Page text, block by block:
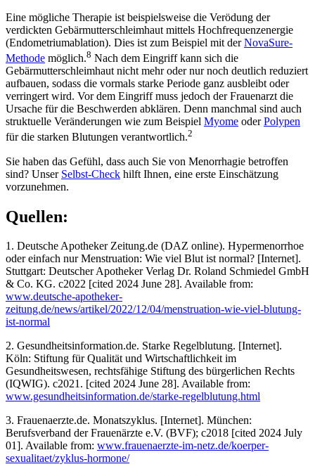
Eine mögliche Therapie ist beispielsweise die Verödung der
verdickten Gebärmutterschleimhaut mittels Hochfrequenzenergie
(Endometriumablation). Dies ist zum Beispiel mit derNovaSure-
Methode möglich.8 Nach dem Eingriff kann sich die
Gebärmutterschleimhaut nicht mehr oder nur noch deutlich reduziert
aufbauen, sodass die vormals starke Periode ganz ausbleibt oder
verringert wird. Vor dem Eingriff muss jedoch der Frauenarzt die
Ursache für die Beschwerden abklären. Denn manchmal sind auch
struktuelle Veränderungen wie zum Beispiel Myome oderPolypen
für die starken Blutungen verantwortlich.2
Sie haben das Gefühl, dass auch Sie von Menorrhagie betroffen
sind? Unser Selbst-Check hilft Ihnen, eine erste Einschätzung
vorzunehmen.
Quellen:
1. Deutsche Apotheker Zeitung.de (DAZ online). Hypermenorrhoe
oder einfach nur Menstruation: Wie viel Blut ist normal? [Internet].
Stuttgart: Deutscher Apotheker Verlag Dr. Roland Schmiedel GmbH
& Co. KG. c2022 [cited 2024 June 28]. Available from:
www.deutsche-apotheker-
zeitung.de/news/artikel/2022/12/04/menstruation-wie-viel-blutung-
ist-normal
2. Gesundheitsinformation.de. Starke Regelblutung. [Internet].
Köln: Stiftung für Qualität und Wirtschaftlichkeit im
Gesundheitswesen, rechtsfähige Stiftung des bürgerlichen Rechts
(IQWIG). c2021. [cited 2024 June 28]. Available from:
www.gesundheitsinformation.de/starke-regelblutung.html
3. Frauenaerzte.de. Monatszyklus. [Internet]. München:
Berufsverband der Frauenärzte e.V. (BVF); c2018 [cited 2024 July
01]. Available from: www.frauenaerzte-im-netz.de/koerper-
sexualitaet/zyklus-hormone/